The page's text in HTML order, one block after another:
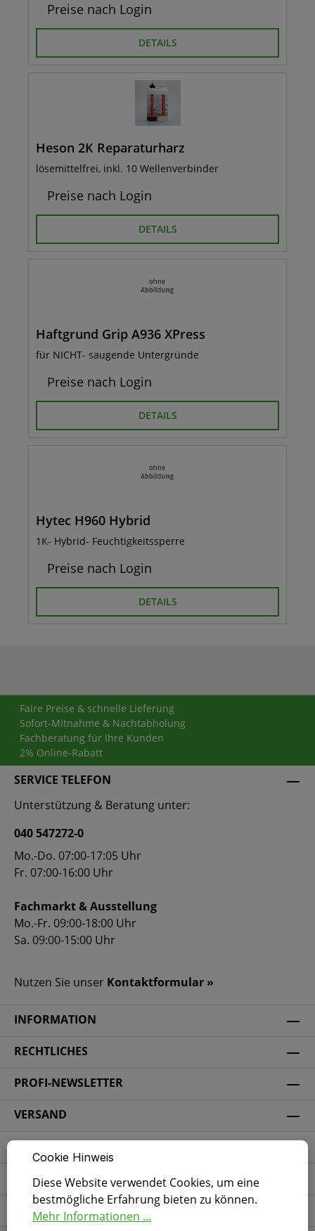
Preise nach Login
DETAILS
Heson 2K Reparaturharz
lösemittelfrei, inkl. 10 Wellenverbinder
Preise nach Login
DETAILS
Haftgrund Grip A936 XPress
für NICHT- saugende Untergründe
Preise nach Login
DETAILS
Hytec H960 Hybrid
1K- Hybrid- Feuchtigkeitssperre
Preise nach Login
DETAILS
Faire Preise & schnelle Lieferung
Sofort-Mitnahme & Nachtabholung
Fachberatung für Ihre Kunden
2% Online-Rabatt
SERVICE TELEFON
Unterstützung & Beratung unter:
040 547272-0
Mo.-Do. 07:00-17:05 Uhr
Fr. 07:00-16:00 Uhr
Fachmarkt & Ausstellung
Mo.-Fr. 09:00-18:00 Uhr
Sa. 09:00-15:00 Uhr
Nutzen Sie unser Kontaktformular »
INFORMATION
RECHTLICHES
PROFI-NEWSLETTER
VERSAND
SICHERHEIT
SOCIAL MEDIA
Cookie Hinweis
Diese Website verwendet Cookies, um eine
bestmögliche Erfahrung bieten zu können.
Mehr Informationen ...